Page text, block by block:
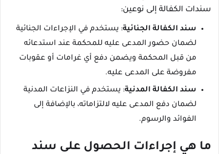
سندات الكفالة إلى نوعين:
سند الكفالة الجنائية: يستخدم في الإجراءات الجنائية
لضمان حضور المدعى عليه للمحكمة عند استدعائه
من قبل المحكمة ويضمن دفع أي غرامات أو عقوبات
مفروضة على المدعى عليه.
سند الكفالة المدنية: يستخدم في النزاعات المدنية
لضمان دفع المدعى عليه لالتزاماته، بالإضافة إلى
الفوائد والرسوم.
ما هي إجراءات الحصول على سند